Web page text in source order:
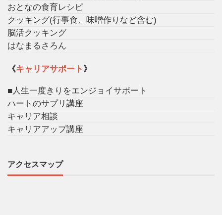
おとなの食育レシピ
クッキング(行事食、味噌作りなど含む)
脳活クッキング
はなまるさろん
《キャリアサポート 》
■人生一度きりをエンジョイサポート
ハートのサプリ講座
キャリア相談
キャリアアップ講座
アクセスマップ